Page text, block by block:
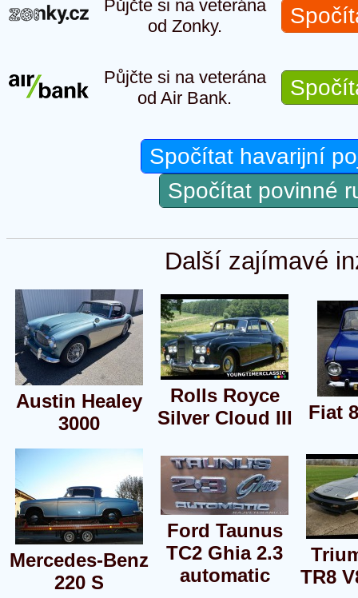
Půjčte si na veterána
od Zonky.
Půjčte si na veterána
od Air Bank.
Spočítat havarijní
Spočítat povinné
Další zajímavé
Austin Healey
3000
Rolls Royce
Silver Cloud III
Fiat
Mercedes-Benz
220 S
Ford Taunus
TC2 Ghia 2.3
automatic
TR8